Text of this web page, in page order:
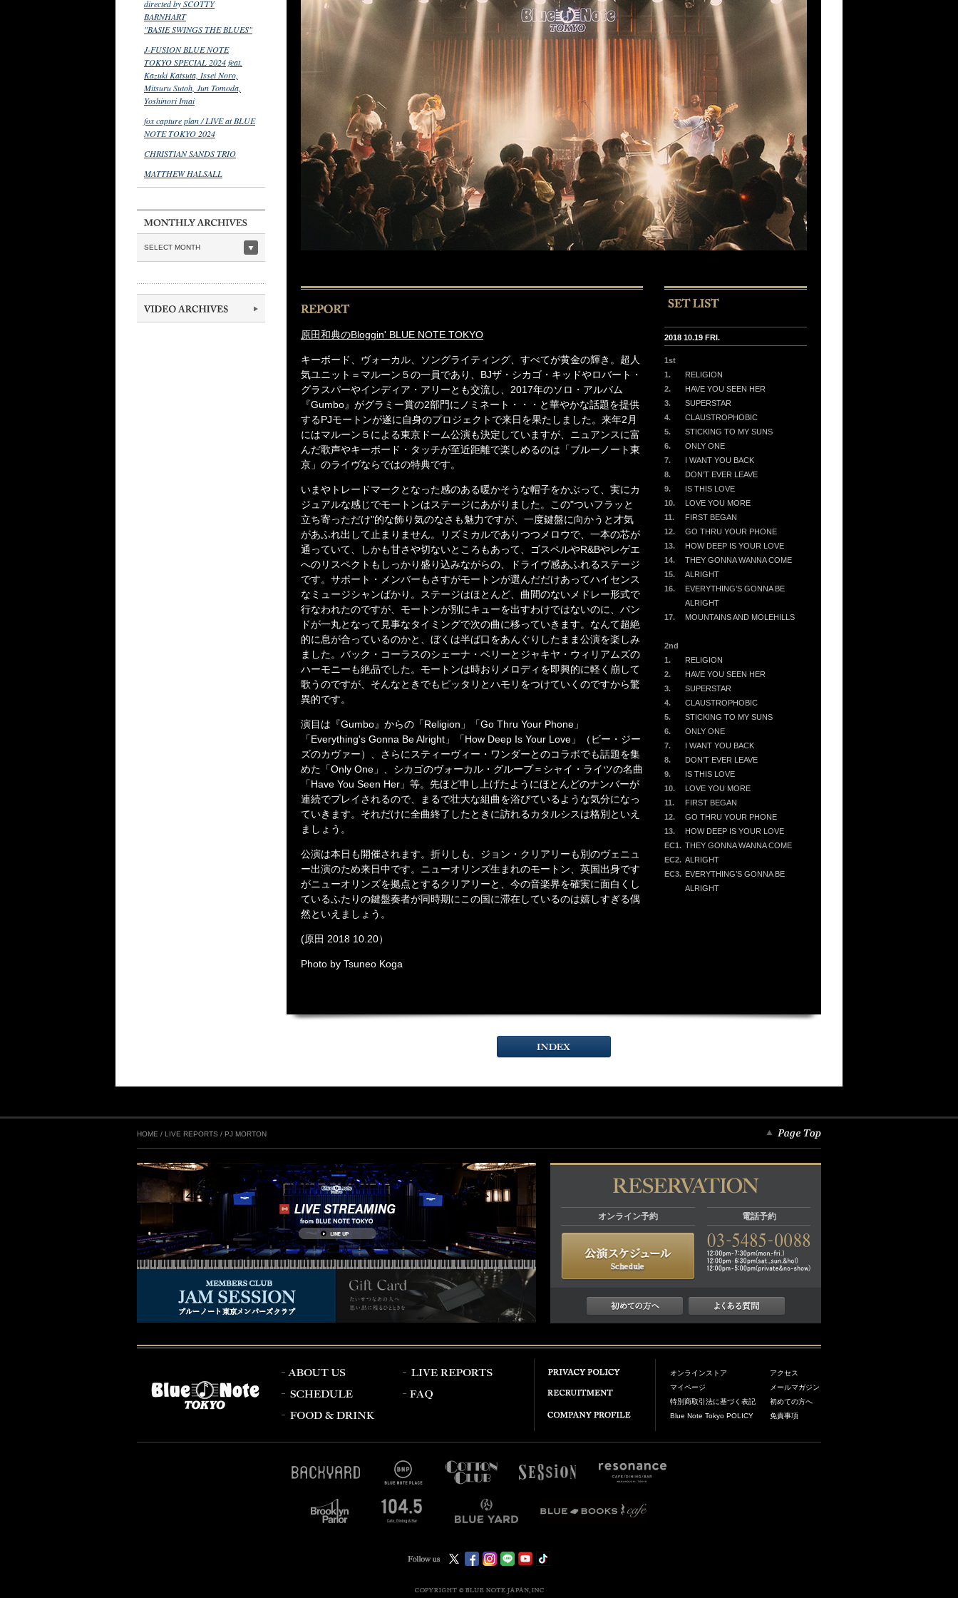
directed by SCOTTY
BARNHART
"BASIE SWINGS THE BLUES"
J-FUSION BLUE NOTE
TOKYO SPECIAL 2024 feat.
Kazuki Katsuta, Issei Noro,
Mitsuru Sutoh, Jun Tomoda,
Yoshinori Imai
fox capture plan / LIVE at BLUE
NOTE TOKYO 2024
CHRISTIAN SANDS TRIO
MATTHEW HALSALL
SELECT MONTH
原田和典のBloggin' BLUE NOTE TOKYO
キーボード、ヴォーカル、ソングライティング、すべてが黄金の輝き。超人
気ユニット＝マルーン５の一員であり、BJザ・シカゴ・キッドやロバート・
グラスパーやインディア・アリーとも交流し、2017年のソロ・アルバム
『Gumbo』がグラミー賞の2部門にノミネート・・・と華やかな話題を提供
するPJモートンが遂に自身のプロジェクトで来日を果たしました。来年2月
にはマルーン５による東京ドーム公演も決定していますが、ニュアンスに富
んだ歌声やキーボード・タッチが至近距離で楽しめるのは「ブルーノート東
京」のライヴならではの特典です。
いまやトレードマークとなった感のある暖かそうな帽子をかぶって、実にカ
ジュアルな感じでモートンはステージにあがりました。この"ついフラッと
立ち寄っただけ"的な飾り気のなさも魅力ですが、一度鍵盤に向かうと才気
があふれ出して止まりません。リズミカルでありつつメロウで、一本の芯が
通っていて、しかも甘さや切ないところもあって、ゴスペルやR&Bやレゲエ
へのリスペクトもしっかり盛り込みながらの、ドライヴ感あふれるステージ
です。サポート・メンバーもさすがモートンが選んだだけあってハイセンス
なミュージシャンばかり。ステージはほとんど、曲間のないメドレー形式で
行なわれたのですが、モートンが別にキューを出すわけではないのに、バン
ドが一丸となって見事なタイミングで次の曲に移っていきます。なんて超絶
的に息が合っているのかと、ぼくは半ば口をあんぐりしたまま公演を楽しみ
ました。バック・コーラスのシェーナ・ベリーとジャキヤ・ウィリアムズの
ハーモニーも絶品でした。モートンは時おりメロディを即興的に軽く崩して
歌うのですが、そんなときでもピッタリとハモリをつけていくのですから驚
異的です。
演目は『Gumbo』からの「Religion」「Go Thru Your Phone」
「Everything's Gonna Be Alright」「How Deep Is Your Love」（ビー・ジー
ズのカヴァー）、さらにスティーヴィー・ワンダーとのコラボでも話題を集
めた「Only One」、シカゴのヴォーカル・グループ＝シャイ・ライツの名曲
「Have You Seen Her」等。先ほど申し上げたようにほとんどのナンバーが
連続でプレイされるので、まるで壮大な組曲を浴びているような気分になっ
ていきます。それだけに全曲終了したときに訪れるカタルシスは格別といえ
ましょう。
公演は本日も開催されます。折りしも、ジョン・クリアリーも別のヴェニュ
ー出演のため来日中です。ニューオリンズ生まれのモートン、英国出身です
がニューオリンズを拠点とするクリアリーと、今の音楽界を確実に面白くし
ているふたりの鍵盤奏者が同時期にこの国に滞在しているのは嬉しすぎる偶
然といえましょう。
(原田 2018 10.20）
Photo by Tsuneo Koga
2018 10.19 FRI.
1st
1.
RELIGION
2.
HAVE YOU SEEN HER
3.
SUPERSTAR
4.
CLAUSTROPHOBIC
5.
STICKING TO MY SUNS
6.
ONLY ONE
7.
I WANT YOU BACK
8.
DON’T EVER LEAVE
9.
IS THIS LOVE
10.
LOVE YOU MORE
11.
FIRST BEGAN
12.
GO THRU YOUR PHONE
13.
HOW DEEP IS YOUR LOVE
14.
THEY GONNA WANNA COME
15.
ALRIGHT
16.
EVERYTHING’S GONNA BE
ALRIGHT
17.
MOUNTAINS AND MOLEHILLS
2nd
1.
RELIGION
2.
HAVE YOU SEEN HER
3.
SUPERSTAR
4.
CLAUSTROPHOBIC
5.
STICKING TO MY SUNS
6.
ONLY ONE
7.
I WANT YOU BACK
8.
DON’T EVER LEAVE
9.
IS THIS LOVE
10.
LOVE YOU MORE
11.
FIRST BEGAN
12.
GO THRU YOUR PHONE
13.
HOW DEEP IS YOUR LOVE
EC1. THEY GONNA WANNA COME
EC2. ALRIGHT
EC3. EVERYTHING’S GONNA BE
ALRIGHT
HOME / LIVE REPORTS / PJ MORTON
オンライン予約 電話予約
オンラインストア
マイページ
特別商取引法に基づく表記
Blue Note Tokyo POLICY
アクセス
メールマガジン
初めての方へ
免責事項